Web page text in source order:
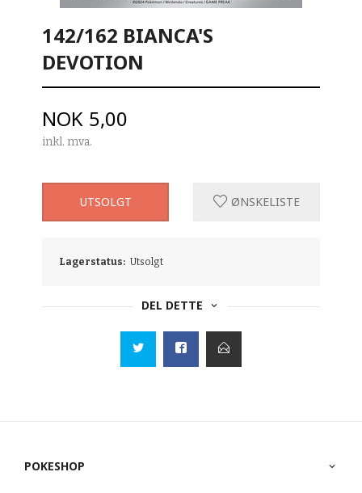
142/162 BIANCA'S
DEVOTION
Pris
NOK 5,00
inkl. mva.
UTSOLGT ØNSKELISTE
Lagerstatus: Utsolgt
DEL DETTE
POKESHOP